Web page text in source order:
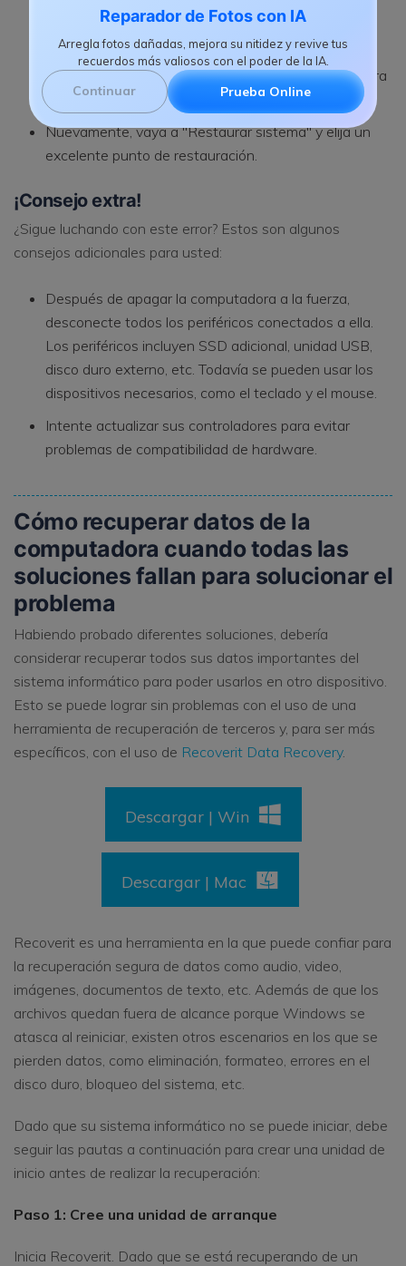
Reparador de Fotos con IA
Arregla fotos dañadas, mejora su nitidez y revive tus
recuerdos más valiosos con el poder de la IA.
Continuar Prueba Online
Reinicie la PC y vea la configuración de Windows
desde la unidad esta vez
Configure el idioma, la distribución del teclado, la hora
y luego seleccione "Siguiente"
Nuevamente, vaya a "Restaurar sistema" y elija un
excelente punto de restauración.
¡Consejo extra!
¿Sigue luchando con este error? Estos son algunos
consejos adicionales para usted:
Después de apagar la computadora a la fuerza,
desconecte todos los periféricos conectados a ella.
Los periféricos incluyen SSD adicional, unidad USB,
disco duro externo, etc. Todavía se pueden usar los
dispositivos necesarios, como el teclado y el mouse.
Intente actualizar sus controladores para evitar
problemas de compatibilidad de hardware.
Cómo recuperar datos de la
computadora cuando todas las
soluciones fallan para solucionar el
problema
Habiendo probado diferentes soluciones, debería
considerar recuperar todos sus datos importantes del
sistema informático para poder usarlos en otro dispositivo.
Esto se puede lograr sin problemas con el uso de una
herramienta de recuperación de terceros y, para ser más
específicos, con el uso de Recoverit Data Recovery.
Descargar | Win
Descargar | Mac
Recoverit es una herramienta en la que puede confiar para
la recuperación segura de datos como audio, video,
imágenes, documentos de texto, etc. Además de que los
archivos quedan fuera de alcance porque Windows se
atasca al reiniciar, existen otros escenarios en los que se
pierden datos, como eliminación, formateo, errores en el
disco duro, bloqueo del sistema, etc.
Dado que su sistema informático no se puede iniciar, debe
seguir las pautas a continuación para crear una unidad de
inicio antes de realizar la recuperación:
Paso 1: Cree una unidad de arranque
Inicia Recoverit. Dado que se está recuperando de un